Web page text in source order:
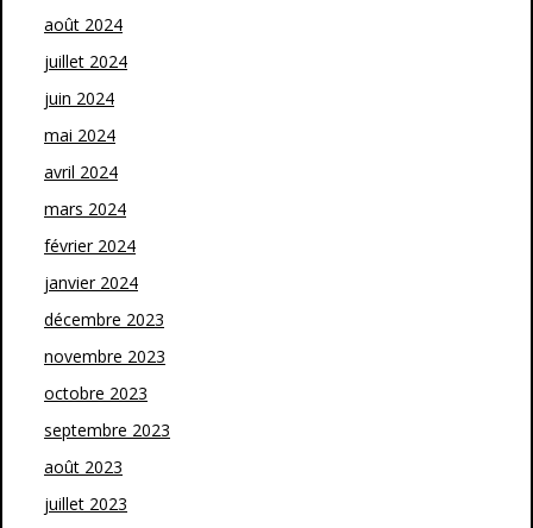
août 2024
juillet 2024
juin 2024
mai 2024
avril 2024
mars 2024
février 2024
janvier 2024
décembre 2023
novembre 2023
octobre 2023
septembre 2023
août 2023
juillet 2023